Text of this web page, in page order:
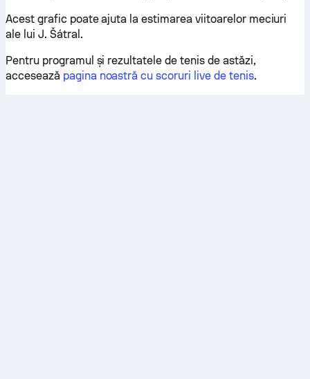
Acest grafic poate ajuta la estimarea viitoarelor meciuri
ale lui J. Šátral.
Pentru programul și rezultatele de tenis de astăzi,
accesează pagina noastră cu scoruri live de tenis.